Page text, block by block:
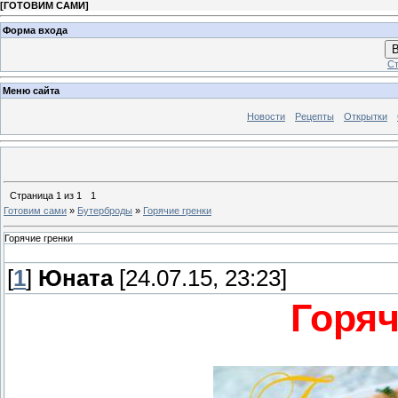
[ГОТОВИМ САМИ]
Форма входа
Меню сайта
Новости Рецепты Открытки
Страница 1 из 1
1
Готовим сами » Бутерброды » Горячие гренки
Горячие гренки
[1] Юната[24.07.15, 23:23]